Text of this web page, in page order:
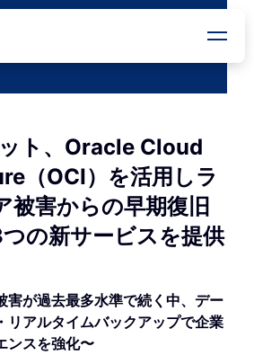
ップ
ト、Oracle Cloud
（OCI）を活用しラ
被害からの早期復旧
の新サービスを提供
害が過去最多水準で続く中、デー
リアルタイムバックアップで企業
ンスを強化〜